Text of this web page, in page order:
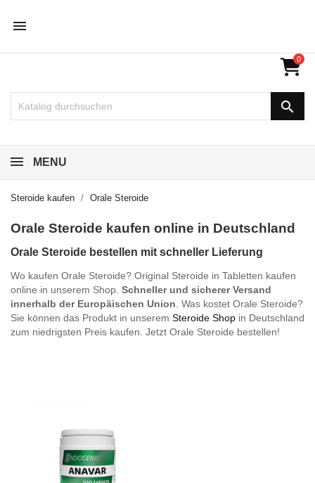

0

MENU
Steroide kaufen Orale Steroide
Orale Steroide kaufen online in Deutschland
Orale Steroide bestellen mit schneller Lieferung
Wo kaufen Orale Steroide? Original Steroide in Tabletten kaufen
online in unserem Shop. Schneller und sicherer Versand
innerhalb der Europäischen Union . Was kostet Orale Steroide?
Sie können das Produkt in unserem Steroide Shop in Deutschland
zum niedrigsten Preis kaufen. Jetzt Orale Steroide bestellen!